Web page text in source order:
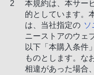
本規約は、本サー
的としています。
は、当社指定の ソ
ニーストアのウェ
以下「本購入条件
ものとします。な
相違があった場合